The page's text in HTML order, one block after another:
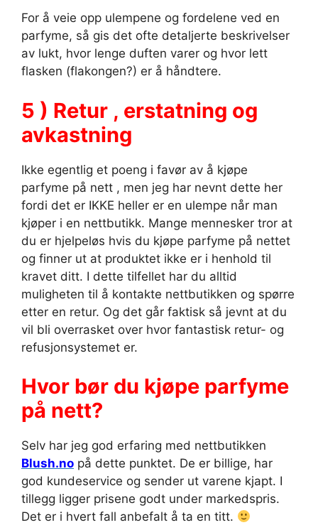
For å veie opp ulempene og fordelene ved en
parfyme, så gis det ofte detaljerte beskrivelser
av lukt, hvor lenge duften varer og hvor lett
flasken (flakongen?) er å håndtere.
5 ) Retur , erstatning og
avkastning
Ikke egentlig et poeng i favør av å kjøpe
parfyme på nett , men jeg har nevnt dette her
fordi det er IKKE heller er en ulempe når man
kjøper i en nettbutikk. Mange mennesker tror at
du er hjelpeløs hvis du kjøpe parfyme på nettet
og finner ut at produktet ikke er i henhold til
kravet ditt. I dette tilfellet har du alltid
muligheten til å kontakte nettbutikken og spørre
etter en retur. Og det går faktisk så jevnt at du
vil bli overrasket over hvor fantastisk retur- og
refusjonsystemet er.
Hvor bør du kjøpe parfyme
på nett?
Selv har jeg god erfaring med nettbutikken
Blush.no på dette punktet. De er billige, har
god kundeservice og sender ut varene kjapt. I
tillegg ligger prisene godt under markedspris.
Det er i hvert fall anbefalt å ta en titt.